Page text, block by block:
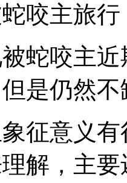
咬主旅
蛇咬主
是仍然
征意义
解，主